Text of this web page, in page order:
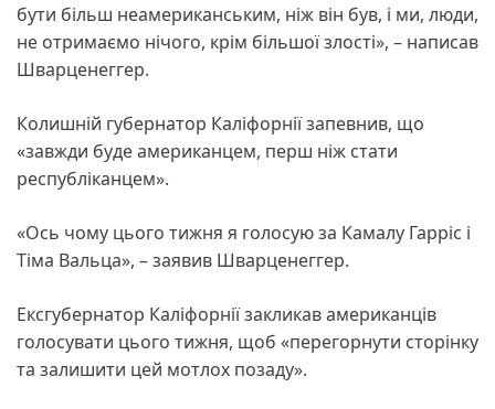
бути більш неамериканським, ніж він був, і ми, люди,
не отримаємо нічого, крім більшої злості», – написав
Шварценеггер.
Колишній губернатор Каліфорнії запевнив, що
«завжди буде американцем, перш ніж стати
республіканцем».
«Ось чому цього тижня я голосую за Камалу Гарріс і
Тіма Вальца», – заявив Шварценеггер.
Ексгубернатор Каліфорнії закликав американців
голосувати цього тижня, щоб «перегорнути сторінку
та залишити цей мотлох позаду».